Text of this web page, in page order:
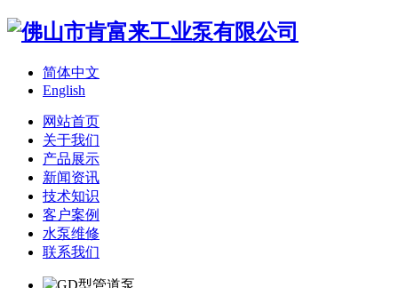
简体中文
English
网站首页
关于我们
产品展示
新闻资讯
技术知识
客户案例
水泵维修
联系我们